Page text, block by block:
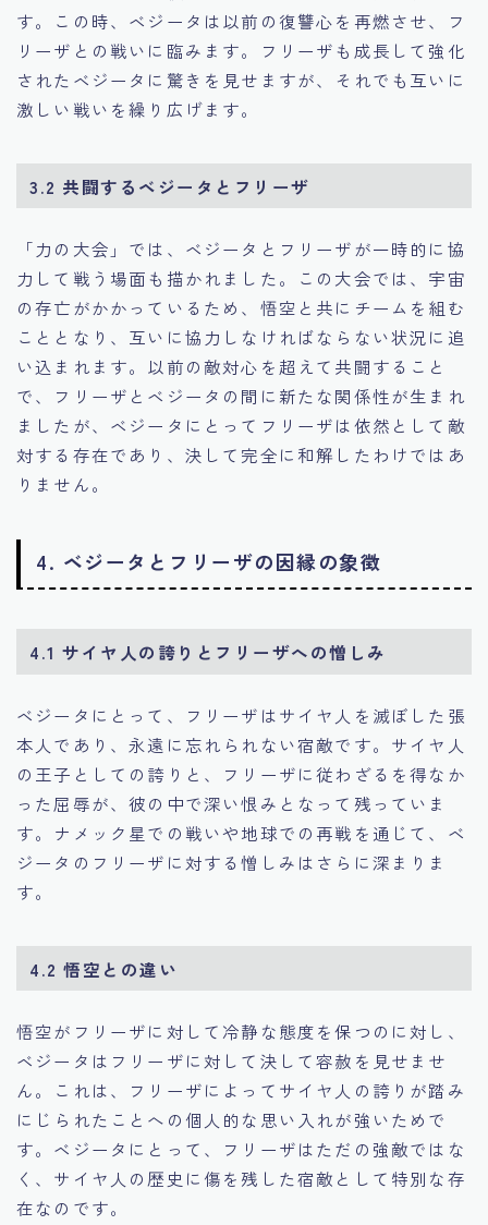
す。この時、ベジータは以前の復讐心を再燃させ、フ
リーザとの戦いに臨みます。フリーザも成長して強化
されたベジータに驚きを見せますが、それでも互いに
激しい戦いを繰り広げます。
3.2 共闘するベジータとフリーザ
「力の大会」では、ベジータとフリーザが一時的に協
力して戦う場面も描かれました。この大会では、宇宙
の存亡がかかっているため、悟空と共にチームを組む
こととなり、互いに協力しなければならない状況に追
い込まれます。以前の敵対心を超えて共闘すること
で、フリーザとベジータの間に新たな関係性が生まれ
ましたが、ベジータにとってフリーザは依然として敵
対する存在であり、決して完全に和解したわけではあ
りません。
4. ベジータとフリーザの因縁の象徴
4.1 サイヤ人の誇りとフリーザへの憎しみ
ベジータにとって、フリーザはサイヤ人を滅ぼした張
本人であり、永遠に忘れられない宿敵です。サイヤ人
の王子としての誇りと、フリーザに従わざるを得なか
った屈辱が、彼の中で深い恨みとなって残っていま
す。ナメック星での戦いや地球での再戦を通じて、ベ
ジータのフリーザに対する憎しみはさらに深まりま
す。
4.2 悟空との違い
悟空がフリーザに対して冷静な態度を保つのに対し、
ベジータはフリーザに対して決して容赦を見せませ
ん。これは、フリーザによってサイヤ人の誇りが踏み
にじられたことへの個人的な思い入れが強いためで
す。ベジータにとって、フリーザはただの強敵ではな
く、サイヤ人の歴史に傷を残した宿敵として特別な存
在なのです。